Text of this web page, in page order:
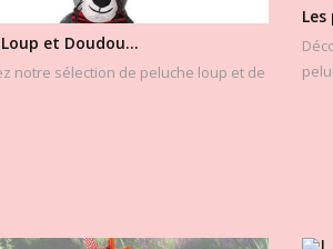
et Doudou...
notre sélection de peluche loup et de
Les